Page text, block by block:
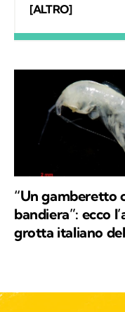
delle colonie
e Serbia.
[ALTRO]
“Un gamberetto
bandiera”: ecco
grotta italiano